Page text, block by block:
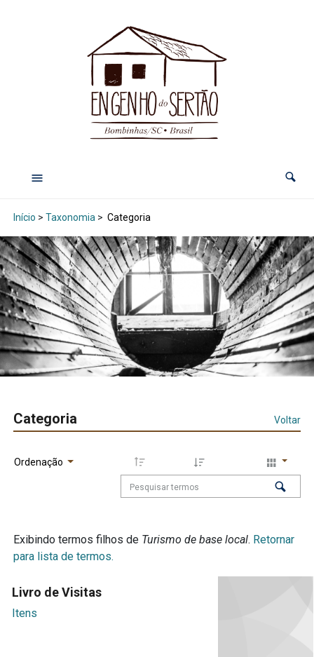
Início > Taxonomia> Categoria
Categoria Voltar
Ordenação
Exibindo termos filhos de Turismo de base local. Retornar
para lista de termos.
Livro de Visitas
Itens